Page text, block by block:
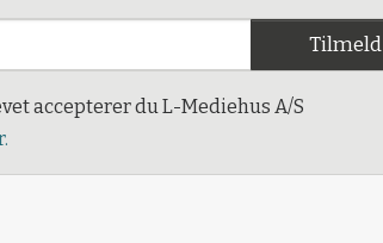
Tilmeld
accepterer du L-Mediehus A/S